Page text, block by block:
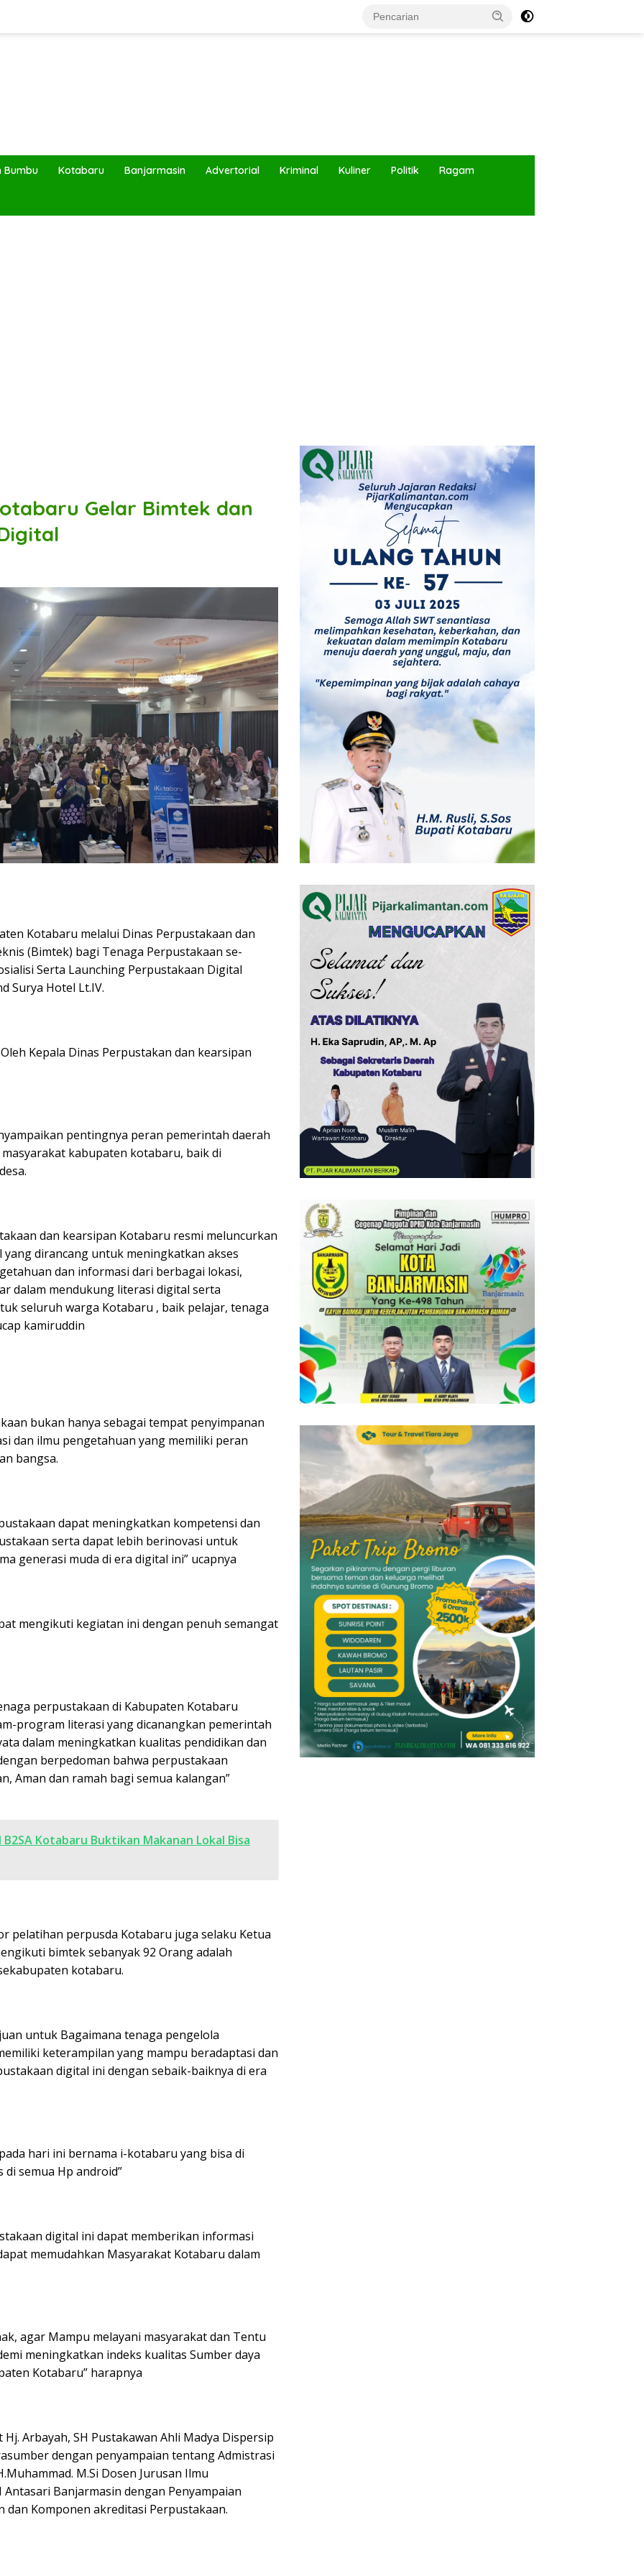
Bumbu Kotabaru Banjarmasin Advertorial Kriminal Kuliner Politik Ragam
Gelar Bimtek dan
Kotabaru melalui Dinas Perpustakaan dan
(Bimtek) bagi Tenaga Perpustakaan se-
Serta Launching Perpustakaan Digital
Surya Hotel Lt.IV.
Kepala Dinas Perpustakan dan kearsipan
pentingnya peran pemerintah daerah
kabupaten kotabaru, baik di
dan kearsipan Kotabaru resmi meluncurkan
dirancang untuk meningkatkan akses
dan informasi dari berbagai lokasi,
dalam mendukung literasi digital serta
seluruh warga Kotabaru , baik pelajar, tenaga
kamiruddin
bukan hanya sebagai tempat penyimpanan
dan ilmu pengetahuan yang memiliki peran
bangsa.
dapat meningkatkan kompetensi dan
serta dapat lebih berinovasi untuk
generasi muda di era digital ini” ucapnya
mengikuti kegiatan ini dengan penuh semangat
perpustakaan di Kabupaten Kotabaru
program literasi yang dicanangkan pemerintah
dalam meningkatkan kualitas pendidikan dan
berpedoman bahwa perpustakaan
Aman dan ramah bagi semua kalangan”
Kotabaru Buktikan Makanan Lokal Bisa
pelatihan perpusda Kotabaru juga selaku Ketua
bimtek sebanyak 92 Orang adalah
kotabaru.
untuk Bagaimana tenaga pengelola
keterampilan yang mampu beradaptasi dan
digital ini dengan sebaik-baiknya di era
hari ini bernama i-kotabaru yang bisa di
di semua Hp android”
digital ini dapat memberikan informasi
memudahkan Masyarakat Kotabaru dalam
agar Mampu melayani masyarakat dan Tentu
meningkatkan indeks kualitas Sumber daya
Kotabaru” harapnya
Arbayah, SH Pustakawan Ahli Madya Dispersip
dengan penyampaian tentang Admistrasi
M.Si Dosen Jurusan Ilmu
Banjarmasin dengan Penyampaian
Komponen akreditasi Perpustakaan.